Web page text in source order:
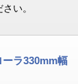
い。
ラ330mm幅